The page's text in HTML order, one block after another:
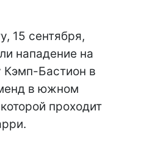
15 сентября,
нападение на
Кэмп-Бастион в
в южном
проходит